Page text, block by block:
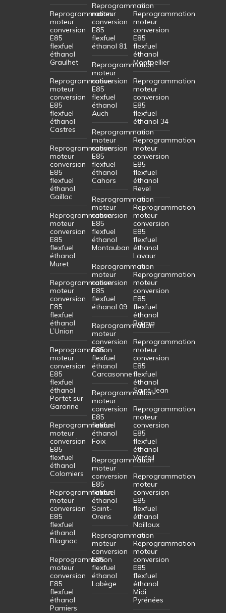
Reprogrammation
moteur
conversion
E85
flexfuel
éthanol
Graulhet
Reprogrammation
moteur
conversion
E85
flexfuel
éthanol
Castres
Reprogrammation
moteur
conversion
E85
flexfuel
éthanol
Gaillac
Reprogrammation
moteur
conversion
E85
flexfuel
éthanol
Muret
Reprogrammation
moteur
conversion
E85
flexfuel
éthanol
L’Union
Reprogrammation
moteur
conversion
E85
flexfuel
éthanol
Portet sur
Garonne
Reprogrammation
moteur
conversion
E85
flexfuel
éthanol
Colomiers
Reprogrammation
moteur
conversion
E85
flexfuel
éthanol
Blagnac
Reprogrammation
moteur
conversion
E85
flexfuel
éthanol
Pamiers
Reprogrammation
moteur
conversion
E85
flexfuel
éthanol 81
Reprogrammation
moteur
conversion
E85
flexfuel
éthanol
Auch
Reprogrammation
moteur
conversion
E85
flexfuel
éthanol
Cahors
Reprogrammation
moteur
conversion
E85
flexfuel
éthanol
Montauban
Reprogrammation
moteur
conversion
E85
flexfuel
éthanol 09
Reprogrammation
moteur
conversion
E85
flexfuel
éthanol
Carcasonne
Reprogrammation
moteur
conversion
E85
flexfuel
éthanol
Foix
Reprogrammation
moteur
conversion
E85
flexfuel
éthanol
Saint-
Orens
Reprogrammation
moteur
conversion
E85
flexfuel
éthanol
Labège
Reprogrammation
moteur
conversion
E85
flexfuel
éthanol
Montpellier
Reprogrammation
moteur
conversion
E85
flexfuel
éthanol 34
Reprogrammation
moteur
conversion
E85
flexfuel
éthanol
Revel
Reprogrammation
moteur
conversion
E85
flexfuel
éthanol
Lavaur
Reprogrammation
moteur
conversion
E85
flexfuel
éthanol
Balma
Reprogrammation
moteur
conversion
E85
flexfuel
éthanol
Saint-Jean
Reprogrammation
moteur
conversion
E85
flexfuel
éthanol
Verfeil
Reprogrammation
moteur
conversion
E85
flexfuel
éthanol
Nailloux
Reprogrammation
moteur
conversion
E85
flexfuel
éthanol
Midi
Pyrénées